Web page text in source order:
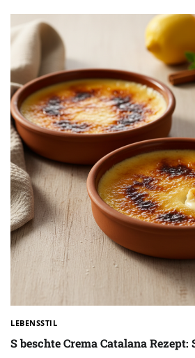
LEBENSSTIL
S beschte Crema Catalana